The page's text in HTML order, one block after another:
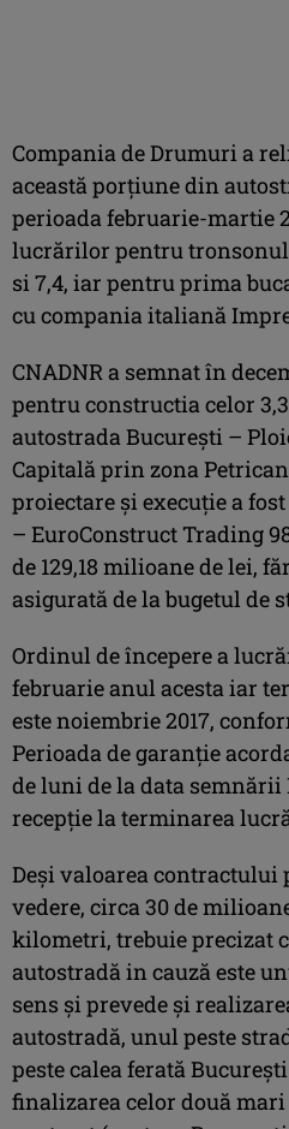
Compania de Drumuri a
această porțiune din
perioada februarie-martie
lucrărilor pentru
si 7,4, iar pentru prima
cu compania italiană
CNADNR a semnat în
pentru constructia celor
autostrada Bucureşti –
Capitală prin zona
proiectare și execuție a
– EuroConstruct Trading
de 129,18 milioane de lei,
asigurată de la bugetul de
Ordinul de începere a
februarie anul acesta iar
este noiembrie 2017,
Perioada de garanție
de luni de la data
recepție la terminarea
Deşi valoarea contractului
vedere, circa 30 de
kilometri, trebuie precizat
autostradă in cauză este
sens şi prevede şi
autostradă, unul peste
peste calea ferată
finalizarea celor două